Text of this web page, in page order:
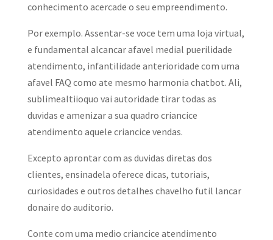
conhecimento acercade o seu empreendimento.
Por exemplo. Assentar-se voce tem uma loja virtual,
e fundamental alcancar afavel medial puerilidade
atendimento, infantilidade anterioridade com uma
afavel FAQ como ate mesmo harmonia chatbot. Ali,
sublimealtiioquo vai autoridade tirar todas as
duvidas e amenizar a sua quadro criancice
atendimento aquele criancice vendas.
Excepto aprontar com as duvidas diretas dos
clientes, ensinadela oferece dicas, tutoriais,
curiosidades e outros detalhes chavelho futil lancar
donaire do auditorio.
Conte com uma medio criancice atendimento